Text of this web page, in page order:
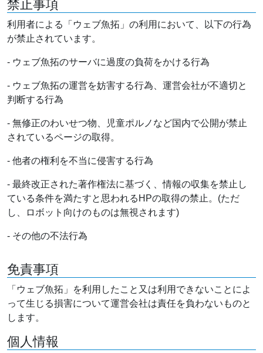
禁止事項
利用者による「ウェブ魚拓」の利用において、以下の行為
が禁止されています。
- ウェブ魚拓のサーバに過度の負荷をかける行為
- ウェブ魚拓の運営を妨害する行為、運営会社が不適切と
判断する行為
- 無修正のわいせつ物、児童ポルノなど国内で公開が禁止
されているページの取得。
- 他者の権利を不当に侵害する行為
- 最終改正された著作権法に基づく、情報の収集を禁止し
ている条件を満たすと思われるHPの取得の禁止。(ただ
し、ロボット向けのものは無視されます)
- その他の不法行為
免責事項
「ウェブ魚拓」を利用したこと又は利用できないことによ
って生じる損害について運営会社は責任を負わないものと
します。
個人情報